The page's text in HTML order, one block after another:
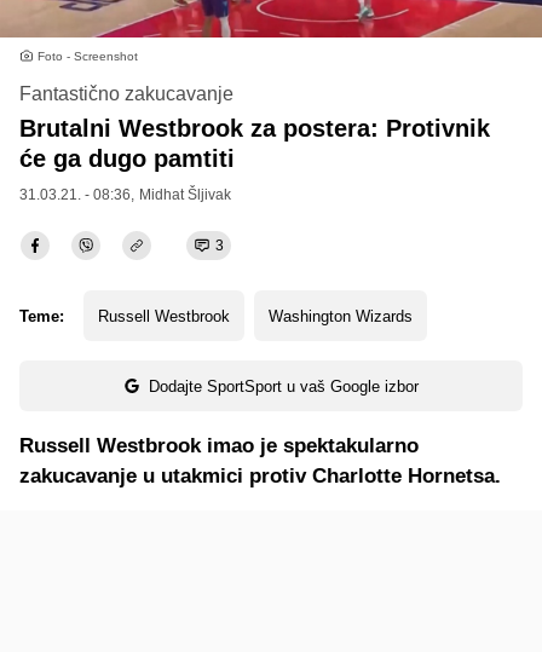
Foto - Screenshot
Fantastično zakucavanje
Brutalni Westbrook za postera: Protivnik
će ga dugo pamtiti
31.03.21. - 08:36, Midhat Šljivak
3
Teme: Russell Westbrook Washington Wizards
Dodajte SportSport u vaš Google izbor
Russell Westbrook imao je spektakularno
zakucavanje u utakmici protiv Charlotte Hornetsa.